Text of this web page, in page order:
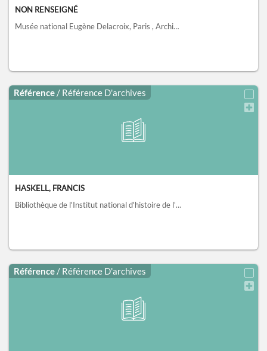
NON RENSEIGNÉ
Musée national Eugène Delacroix, Paris , Archives de la Société des Amis d'Eugène Delacroix
Référence / Référence D'archives
HASKELL, FRANCIS
Bibliothèque de l'Institut national d'histoire de l'art, collections Jacques Doucet, Paris
Référence / Référence D'archives